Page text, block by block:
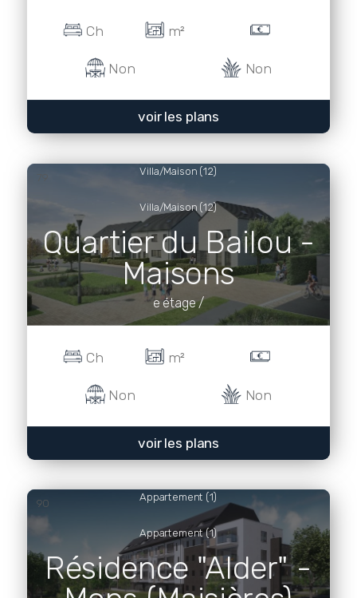
Ch m²
Non Non
voir les plans
Villa/Maison (12)
Villa/Maison (12)
Quartier du Bailou -
Maisons
e étage /
Ch m²
Non Non
voir les plans
90 Appartement (1)
Appartement (1)
Résidence "Alder" -